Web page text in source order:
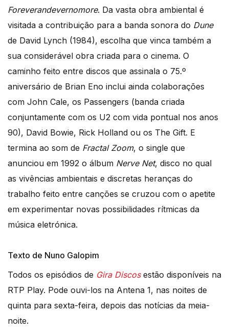
Foreverandevernomore. Da vasta obra ambiental é
visitada a contribuição para a banda sonora do Dune
de David Lynch (1984), escolha que vinca também a
sua considerável obra criada para o cinema. O
caminho feito entre discos que assinala o 75.º
aniversário de Brian Eno inclui ainda colaborações
com John Cale, os Passengers (banda criada
conjuntamente com os U2 com vida pontual nos anos
90), David Bowie, Rick Holland ou os The Gift. E
termina ao som de Fractal Zoom, o single que
anunciou em 1992 o álbum Nerve Net, disco no qual
as vivências ambientais e discretas heranças do
trabalho feito entre canções se cruzou com o apetite
em experimentar novas possibilidades rítmicas da
música eletrónica.
Texto de Nuno Galopim
Todos os episódios de Gira Discosestão disponíveis na
RTP Play. Pode ouvi-los na Antena 1, nas noites de
quinta para sexta-feira, depois das notícias da meia-
noite.